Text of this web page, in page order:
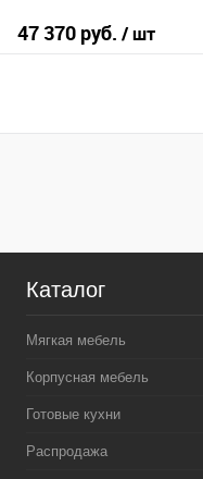
47 370 руб. / шт
Каталог
Мягкая мебель
Корпусная мебель
Готовые кухни
Распродажа